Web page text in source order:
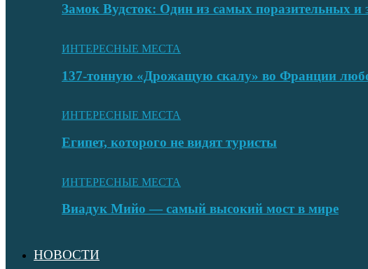
Замок Вудсток: Один из самых поразительных и
ИНТЕРЕСНЫЕ МЕСТА
137-тонную «Дрожащую скалу» во Франции
ИНТЕРЕСНЫЕ МЕСТА
Египет, которого не видят туристы
ИНТЕРЕСНЫЕ МЕСТА
Виадук Мийо — самый высокий мост в мире
НОВОСТИ